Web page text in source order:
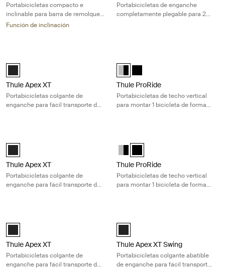
Portabicicletas compacto e
inclinable para barra de remolque
que transporta 3 bicicletas
Función de inclinación
Portabicicletas de enganche
completamente plegable para 2
Black (selected)
Thule Apex XT
Portabicicletas colgante de
enganche para fácil transporte de
Thule ProRide Aluminum/Black
Thule ProRide Negro
Thule ProRide
Portabicicletas de techo vertical
para montar 1 bicicleta de forma
Black (selected)
Thule Apex XT
Portabicicletas colgante de
enganche para fácil transporte de
Thule ProRide Aluminum/Black
Thule ProRide Negro
Thule ProRide
Portabicicletas de techo vertical
para montar 1 bicicleta de forma
Black (selected)
Thule Apex XT
Portabicicletas colgante de
enganche para fácil transporte de
Thule Apex XT Swing 4 Negro
Thule Apex XT Swing
Portabicicletas colgante abatible
de enganche para fácil transporte